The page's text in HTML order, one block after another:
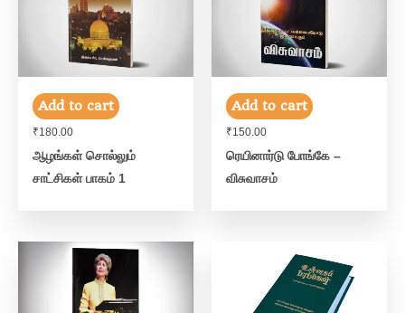
Add to cart
₹180.00
ஆழங்கள் சொல்லும்
சாட்சிகள் பாகம் 1
Add to cart
₹150.00
ரெயினார்டு போங்கே –
விசுவாசம்